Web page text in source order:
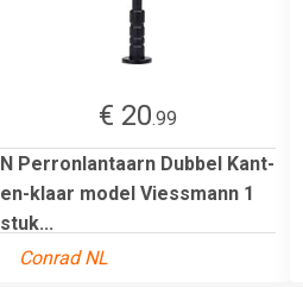
€ 20.99
N Perronlantaarn Dubbel Kant-
en-klaar model Viessmann 1
stuk...
Conrad NL